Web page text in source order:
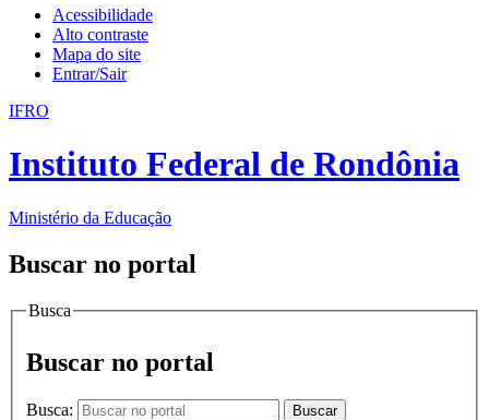
Acessibilidade
Alto contraste
Mapa do site
Entrar/Sair
IFRO
Instituto Federal de Rondônia
Ministério da Educação
Buscar no portal
Busca
Buscar no portal
Busca: Buscar